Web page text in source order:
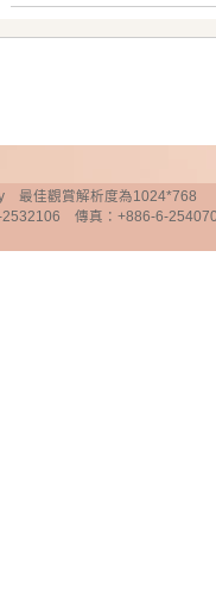
最佳觀賞解析度為1024*768
2532106 傳真：+886-6-